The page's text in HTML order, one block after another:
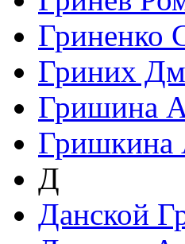
Гриненко
Гриних
Гришина
Гришкина
Д
Данской